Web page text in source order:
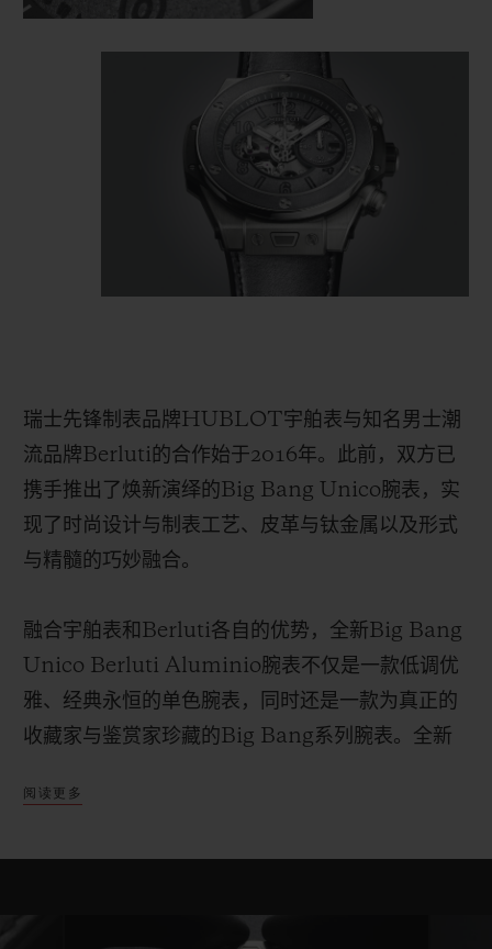
瑞士先锋制表品牌HUBLOT宇舶表与知名男士潮
流品牌Berluti 的合作始于2016年。此前，双方已
携手推出了焕新演绎的Big Bang Unico腕表，实
现了时尚设计与制表工艺、皮革与钛金属以及形式
与精髓的巧妙融合。
融合宇舶表和 Berluti各自的优势，全新Big Bang
Unico Berluti Aluminio腕表不仅是一款低调优
雅、经典永恒的单色腕表，同时还是一款为真正的
收藏家与鉴赏家珍藏的Big Bang系列腕表。全新
仅限量发行
钛金属表圈，还能被应用于表盘之上，皮革表面饰
阅读更多